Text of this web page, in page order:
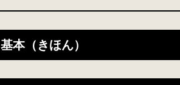
基本（きほん）